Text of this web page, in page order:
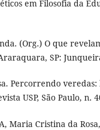
em Filosofia da
(Org.) O que
SP:
Percorrendo
USP, São Paulo, n.
Maria Cristina da